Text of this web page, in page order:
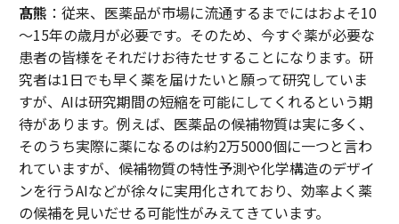
髙熊 ：従来、医薬品が市場に流通するまでにはおよそ10
～15年の歳月が必要です。そのため、今すぐ薬が必要な
患者の皆様をそれだけお待たせすることになります。研
究者は1日でも早く薬を届けたいと願って研究していま
すが、AIは研究期間の短縮を可能にしてくれるという期
待があります。例えば、医薬品の候補物質は実に多く、
そのうち実際に薬になるのは約2万5000個に一つと言わ
れていますが、候補物質の特性予測や化学構造のデザイ
ンを行うAIなどが徐々に実用化されており、効率よく薬
の候補を見いだせる可能性がみえてきています。